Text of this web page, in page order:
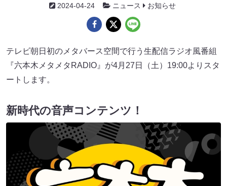
2024-04-24 ニュース お知らせ
テレビ朝日初のメタバース空間で行う生配信ラジオ風番組
『六本木メタメタRADIO』が4月27日（土）19:00よりスタ
ートします。
新時代の音声コンテンツ！